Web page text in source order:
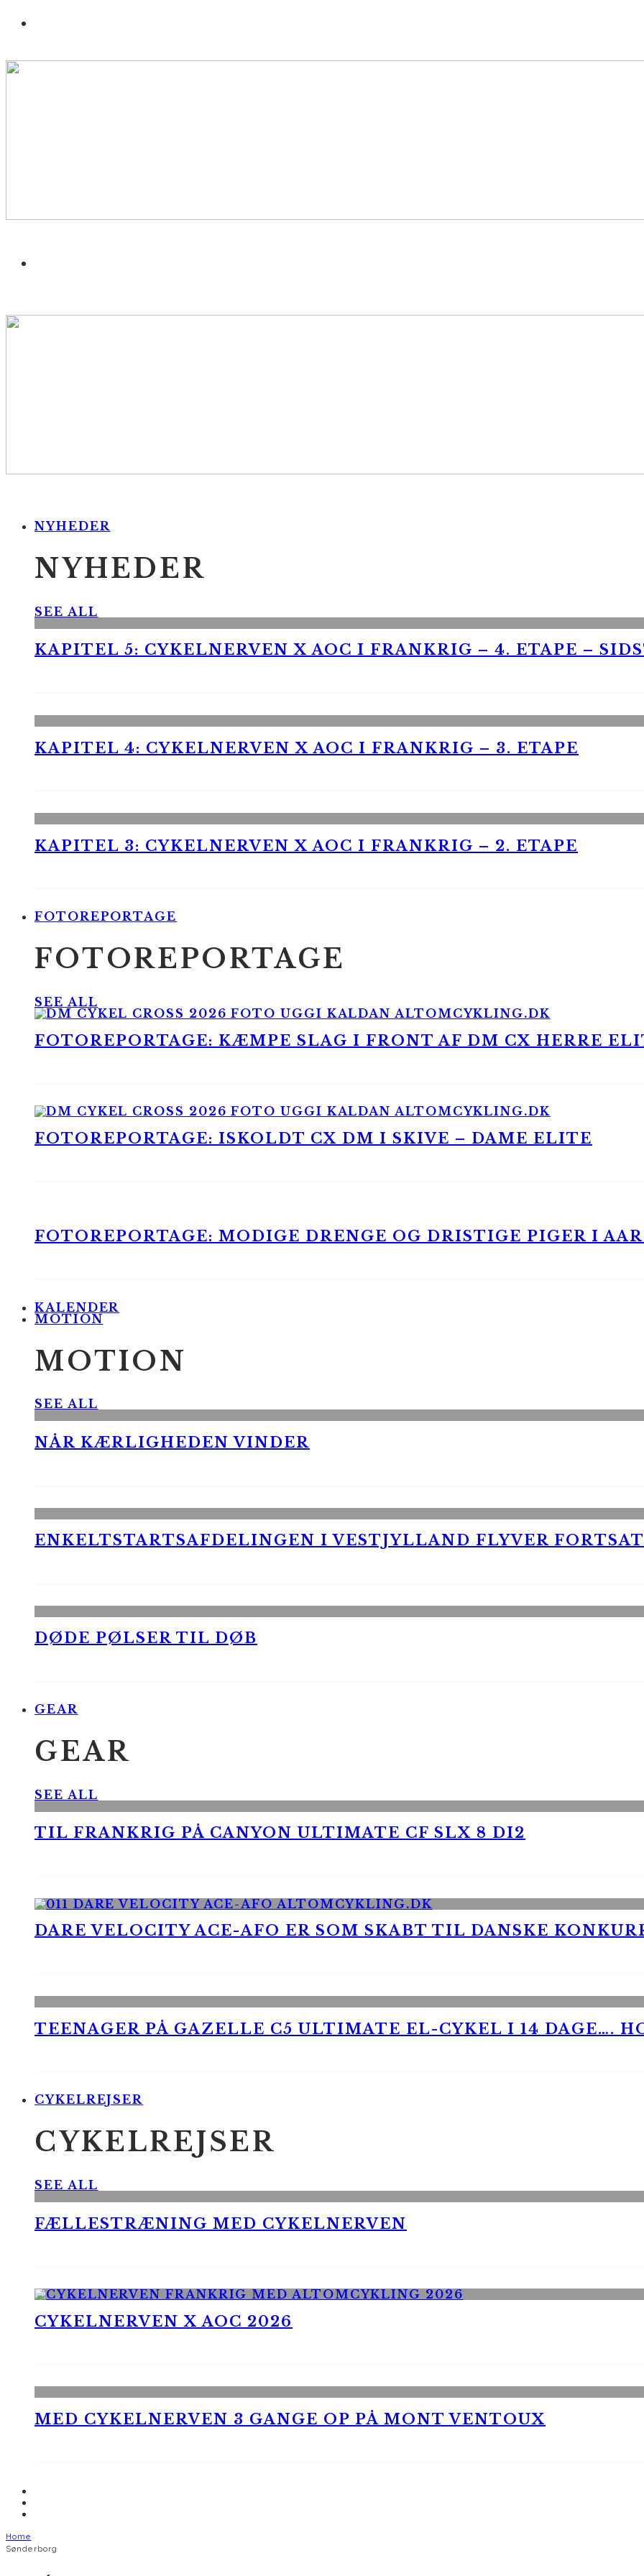
NYHEDER
NYHEDER
SEE ALL
KAPITEL 5: CYKELNERVEN X AOC I FRANKRIG – 4. ETAPE –
KAPITEL 4: CYKELNERVEN X AOC I FRANKRIG – 3. ETAPE
KAPITEL 3: CYKELNERVEN X AOC I FRANKRIG – 2. ETAPE
FOTOREPORTAGE
FOTOREPORTAGE
SEE ALL
FOTOREPORTAGE: KÆMPE SLAG I FRONT AF DM CX HERRE
FOTOREPORTAGE: ISKOLDT CX DM I SKIVE – DAME ELITE
FOTOREPORTAGE: MODIGE DRENGE OG DRISTIGE PIGER I
KALENDER
MOTION
MOTION
SEE ALL
NÅR KÆRLIGHEDEN VINDER
ENKELTSTARTSAFDELINGEN I VESTJYLLAND FLYVER
DØDE PØLSER TIL DØB
GEAR
GEAR
SEE ALL
TIL FRANKRIG PÅ CANYON ULTIMATE CF SLX 8 DI2
DARE VELOCITY ACE-AFO ER SOM SKABT TIL DANSKE
TEENAGER PÅ GAZELLE C5 ULTIMATE EL-CYKEL I 14 DAGE….
CYKELREJSER
CYKELREJSER
SEE ALL
FÆLLESTRÆNING MED CYKELNERVEN
CYKELNERVEN X AOC 2026
MED CYKELNERVEN 3 GANGE OP PÅ MONT VENTOUX
Home
Sønderborg